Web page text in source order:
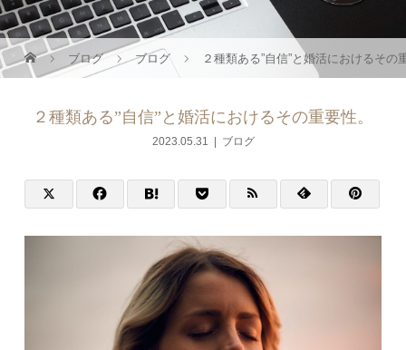
ブログ ブログ ２種類ある”自信”と婚活におけるその
２種類ある”自信”と婚活におけるその重要性。
2023.05.31 ブログ